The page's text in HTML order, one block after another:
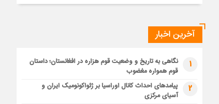
آخرین اخبار
1
نگاهی به تاریخ و وضعیت قوم هزاره در افغانستان؛ داستان
قوم همواره مغضوب
2
پیامدهای احداث کانال اوراسیا بر ژئواکونومیک ایران و
آسیای مرکزی